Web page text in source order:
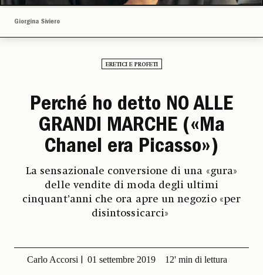
Giorgina Siviero
ERETICI E PROFETI
Perché ho detto NO ALLE
GRANDI MARCHE («Ma
Chanel era Picasso»)
La sensazionale conversione di una «gura»
delle vendite di moda degli ultimi
cinquant’anni che ora apre un negozio «per
disintossicarci»
Carlo Accorsi 01 settembre 2019 12' min di lettura